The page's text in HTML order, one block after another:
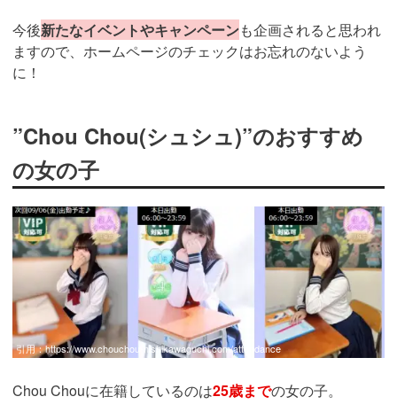
今後新たなイベントやキャンペーンも企画されると思われ
ますので、ホームページのチェックはお忘れのないよう
に！
”Chou Chou(シュシュ)”のおすすめ
の女の子
引用：https://www.chouchou-nishikawaguchi.com/attendance
Chou Chouに在籍しているのは25歳までの女の子。